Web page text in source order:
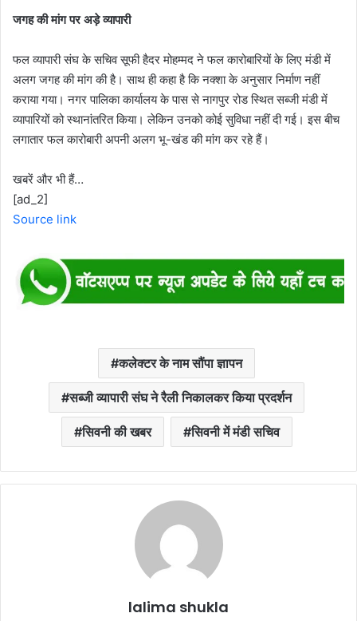
जगह की मांग पर अड़े व्यापारी
फल व्यापारी संघ के सचिव सूफी हैदर मोहम्मद ने फल कारोबारियों के लिए मंडी में
अलग जगह की मांग की है। साथ ही कहा है कि नक्शा के अनुसार निर्माण नहीं
कराया गया। नगर पालिका कार्यालय के पास से नागपुर रोड स्थित सब्जी मंडी में
व्यापारियों को स्थानांतरित किया। लेकिन उनको कोई सुविधा नहीं दी गई। इस बीच
लगातार फल कारोबारी अपनी अलग भू-खंड की मांग कर रहे हैं।
खबरें और भी हैं…
[ad_2]
Source link
कलेक्टर के नाम सौंपा ज्ञापन
सब्जी व्यापारी संघ ने रैली निकालकर किया प्रदर्शन
सिवनी की खबर सिवनी में मंडी सचिव
lalima shukla